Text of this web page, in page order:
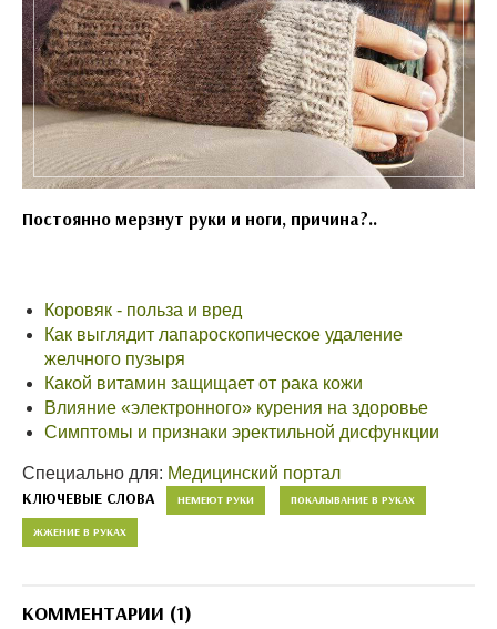
Постоянно мерзнут руки и ноги, причина?..
Коровяк - польза и вред
Как выглядит лапароскопическое удаление
желчного пузыря
Какой витамин защищает от рака кожи
Влияние «электронного» курения на здоровье
Симптомы и признаки эректильной дисфункции
Специально для: Медицинский портал
КЛЮЧЕВЫЕ СЛОВА НЕМЕЮТ РУКИ ПОКАЛЫВАНИЕ В РУКАХ
ЖЖЕНИЕ В РУКАХ
КОММЕНТАРИИ (1)